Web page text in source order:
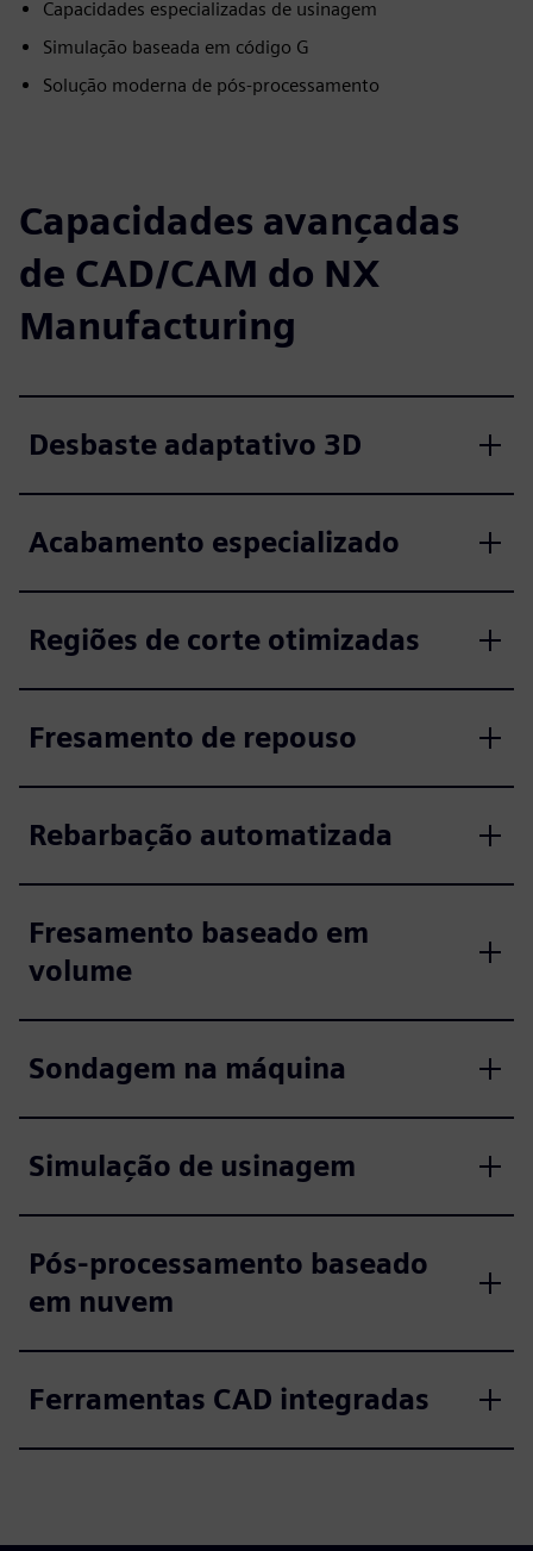
Capacidades especializadas de usinagem
Simulação baseada em código G
Solução moderna de pós-processamento
Capacidades avançadas
de CAD/CAM do NX
Manufacturing
Desbaste adaptativo 3D
Acabamento especializado
Regiões de corte otimizadas
Fresamento de repouso
Rebarbação automatizada
Fresamento baseado em
volume
Sondagem na máquina
Simulação de usinagem
Pós-processamento baseado
em nuvem
Ferramentas CAD integradas